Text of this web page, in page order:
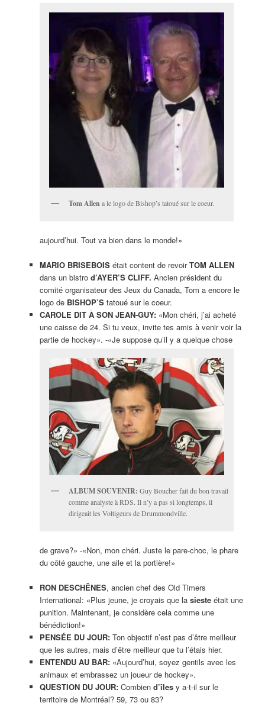
Tom Allen a le logo de Bishop’s tatoué sur le coeur.
aujourd’hui. Tout va bien dans le monde!»
MARIO BRISEBOISétait content de revoirTOM ALLEN
dans un bistro d’AYER’S CLIFF. Ancien président du
comité organisateur des Jeux du Canada, Tom a encore le
logo de BISHOP’Statoué sur le coeur.
CAROLE DIT À SON JEAN-GUY:«Mon chéri, j’ai acheté
une caisse de 24. Si tu veux, invite tes amis à venir voir la
partie de hockey». -«Je suppose qu’il y a quelque chose
ALBUM SOUVENIR: Guy Boucher fait du bon travail
comme analyste à RDS. Il n’y a pas si longtemps, il
dirigeait les Voltigeurs de Drummondville.
de grave?» -«Non, mon chéri. Juste le pare-choc, le phare
du côté gauche, une aile et la portière!»
RON DESCHÊNES, ancien chef des Old Timers
International: «Plus jeune, je croyais que la siesteétait une
punition. Maintenant, je considère cela comme une
bénédiction!»
PENSÉE DU JOUR: Ton objectif n’est pas d’être meilleur
que les autres, mais d’être meilleur que tu l’étais hier.
ENTENDU AU BAR: «Aujourd’hui, soyez gentils avec les
animaux et embrassez un joueur de hockey».
QUESTION DU JOUR:Combien d’îlesy a-t-il sur le
territoire de Montréal? 59, 73 ou 83?